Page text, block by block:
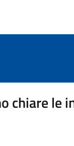
chiare le